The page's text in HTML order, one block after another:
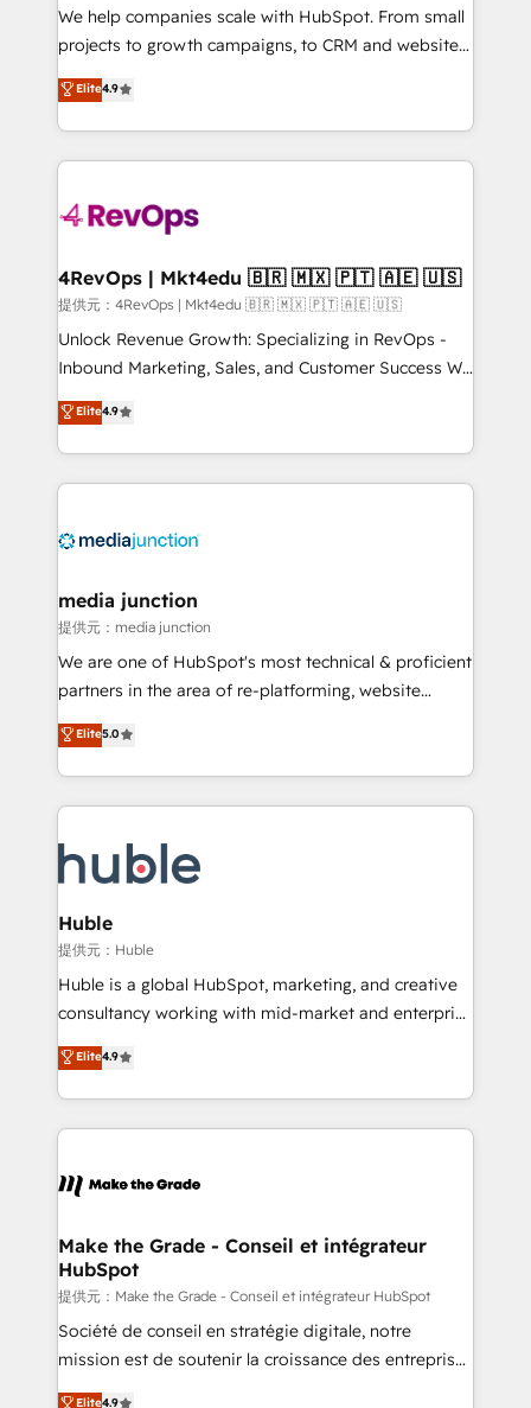
customer lifecycle through seamless integrations,
ensure long-term adoption with change-
and service to drive sustainable growth With 6 key
HubSpot accreditations and experience across
teams has worked with clients just like you Let’s
explore whether S2 is the partner you’ve been
looking for...and get your next big initiative moving!
We help companies scale with HubSpot. From small
projects to growth campaigns, to CRM and websites.
Hire an agency that's experienced in every inch of
HubSpot and willing to work hand-in-hand with your
team to simplify the complex and build a better
experience for your team and customers.
Elite4.9
4RevOps | Mkt4edu 🇧🇷 🇲🇽 🇵🇹 🇦🇪 🇺🇸
提供元：4RevOps | Mkt4edu 🇧🇷 🇲🇽 🇵🇹 🇦🇪 🇺🇸
Unlock Revenue Growth: Specializing in RevOps -
Inbound Marketing, Sales, and Customer Success We
specialize in driving revenue growth for companies
across industries through tailored marketing, sales,
and customer success strategies, utilizing RevOps
methodologies. As Latin America's largest HubSpot
offer unparalleled insights. Operating in five
Mexico, USA, and Portugal—we've executed over a
hundred successful operations. Our approach,
rooted in RevOps principles, integrates analysis,
training, planning, and qualification. Leveraging
inbound marketing tactics, we focus on
understanding, nurturing, and converting leads.
competitive market.
Elite4.9
media junction
提供元：media junction
We are one of HubSpot's most technical & proficient
partners in the area of re-platforming, website
design & development. We specialize in multi-hub
implementations for mid-market & enterprise
companies. We are woman-owned, powered by
coffee, and we ❤️ dogs. We produce award-winning
Impact Award 🏆2022 Technical Expertise Impact
Award 🏆2022 Platform Migration Excellence Impact
Award 🏆2020 Elite Solutions Partner 🏆2019
Integrations HubSpot Impact Award 🏆2019
Marketing Enablement HubSpot Impact Award 🏆
2018 Website Design HubSpot Impact Award 🏆2017
Growth-Driven Design Agency of the Year 🏆2016
Sales Enablement HubSpot Impact Award 🏆2015
HubSpot COS Performance Award 🏆2014 HubSpot
COS Design Award 🏆2013 HubSpot Marketplace
Partner 📆Founded in 1997
Elite5.0
Huble
提供元：Huble
Huble is a global HubSpot, marketing, and creative
consultancy working with mid-market and enterprise
businesses. We go beyond implementation, shaping
the strategy, processes, and teams that turn
HubSpot into a genuine growth engine. Named
HubSpot's Global Partner of the Year in 2024,
worldwide, and with over 15 years in the ecosystem,
One company, one operating model, delivering
across offices and consulting teams in the UK, USA,
Canada, Germany, France, Belgium, Singapore, and
South Africa. Certified compliant with ISO/IEC
27001:2022 and ISO 9001:2015 across all seven
Elite4.9
Make the Grade - Conseil et intégrateur
HubSpot
提供元：Make the Grade - Conseil et intégrateur HubSpot
Société de conseil en stratégie digitale, notre
mission est de soutenir la croissance des entreprises
B2B à travers l’acquisition de nouveaux clients,
Elite4.9